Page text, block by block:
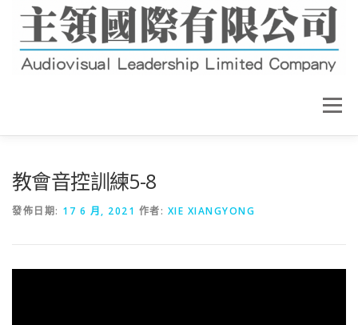
選單
教會音控訓練5-8
發佈日期: 17 6 月, 2021 作者: XIE XIANGYONG